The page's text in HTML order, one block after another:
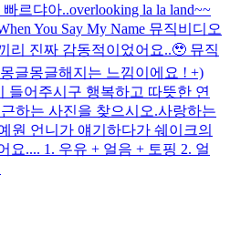
르댜아..overlooking la la land~~
You Say My Name 뮤직비디오
리 진짜 감동적이었어요..🥹 뮤직
글몽글해지는 느낌이에요 ! +)
들어주시구 행복하고 따뜻한 연
하는 사진을 찾으시오.사랑하는
원 언니가 얘기하다가 쉐이크의
요.... 1. 우유 + 얼음 + 토핑 2. 얼